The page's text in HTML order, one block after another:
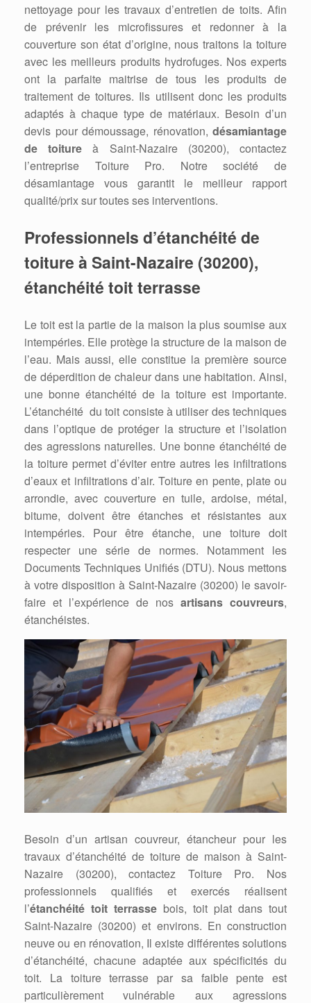
nettoyage pour les travaux d’entretien de toits. Afin
de prévenir les microfissures et redonner à la
couverture son état d’origine, nous traitons la toiture
avec les meilleurs produits hydrofuges. Nos experts
ont la parfaite maitrise de tous les produits de
traitement de toitures. Ils utilisent donc les produits
adaptés à chaque type de matériaux. Besoin d’un
devis pour démoussage, rénovation, désamiantage
de toiture à Saint-Nazaire (30200), contactez
l’entreprise Toiture Pro. Notre société de
désamiantage vous garantit le meilleur rapport
qualité/prix sur toutes ses interventions.
Professionnels d’étanchéité de
toiture à Saint-Nazaire (30200),
étanchéité toit terrasse
Le toit est la partie de la maison la plus soumise aux
intempéries. Elle protège la structure de la maison de
l’eau. Mais aussi, elle constitue la première source
de déperdition de chaleur dans une habitation. Ainsi,
une bonne étanchéité de la toiture est importante.
L’étanchéité du toit consiste à utiliser des techniques
dans l’optique de protéger la structure et l’isolation
des agressions naturelles. Une bonne étanchéité de
la toiture permet d’éviter entre autres les infiltrations
d’eaux et infiltrations d’air. Toiture en pente, plate ou
arrondie, avec couverture en tuile, ardoise, métal,
bitume, doivent être étanches et résistantes aux
intempéries. Pour être étanche, une toiture doit
respecter une série de normes. Notamment les
Documents Techniques Unifiés (DTU). Nous mettons
à votre disposition à Saint-Nazaire (30200) le savoir-
faire et l’expérience de nos artisans couvreurs,
étanchéistes.
Besoin d’un artisan couvreur, étancheur pour les
travaux d’étanchéité de toiture de maison à Saint-
Nazaire (30200), contactez Toiture Pro. Nos
professionnels qualifiés et exercés réalisent
l’étanchéité toit terrasse bois, toit plat dans tout
Saint-Nazaire (30200) et environs. En construction
neuve ou en rénovation, Il existe différentes solutions
d’étanchéité, chacune adaptée aux spécificités du
toit. La toiture terrasse par sa faible pente est
particulièrement vulnérable aux agressions